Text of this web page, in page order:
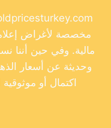
مخصصة لأغراض
مالية. وفي حين أننا
وحديثة عن أسعار
اكتمال أو